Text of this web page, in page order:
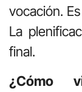
vocación.
La
final.
¿Cómo